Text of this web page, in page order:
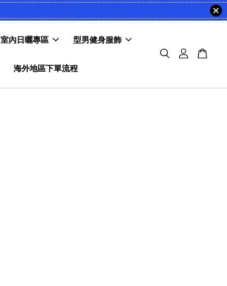
室內日曬專區 型男健身服飾
海外地區下單流程